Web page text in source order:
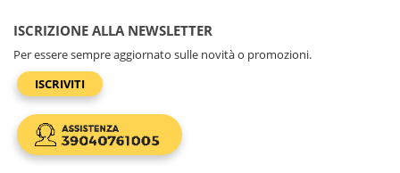
ISCRIZIONE ALLA NEWSLETTER
Per essere sempre aggiornato sulle novità o promozioni.
ISCRIVITI